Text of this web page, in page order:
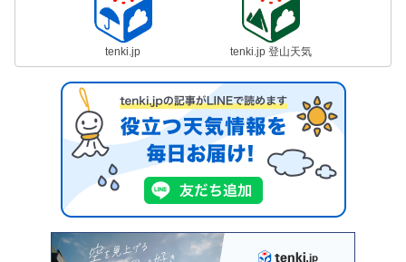
tenki.jp tenki.jp 登山天気